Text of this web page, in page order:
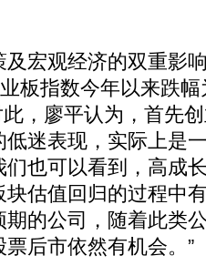
宏观经济的双重影
板指数今年以来跌
，廖平认为，首先
迷表现，实际上是
也可以看到，高成
估值回归的过程中
的公司，随着此类
后市依然有机会。”